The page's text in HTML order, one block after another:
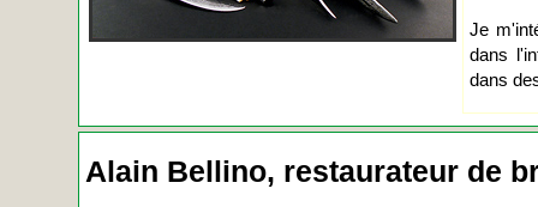
Je
dans
dans
Alain Bellino, restaurateur de